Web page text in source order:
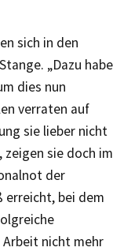
sich in den
„Dazu habe
dies nun
verraten auf
sie lieber nicht
sie doch im
der
erreicht, bei dem
nicht mehr